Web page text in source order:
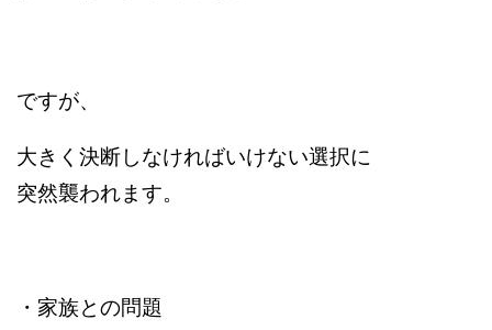
ですが、
大きく決断しなければいけない選択に
突然襲われます。
・家族との問題